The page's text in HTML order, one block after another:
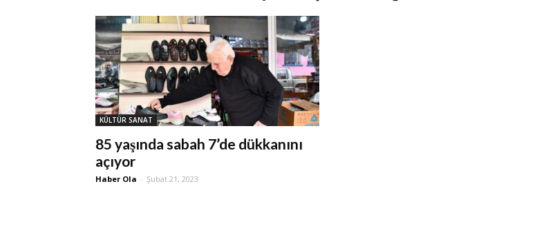
KÜLTÜR SANAT
85 yaşında sabah 7’de dükkanını
açıyor
Haber Ola - Şubat 21, 2023